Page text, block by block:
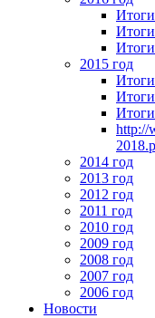
Итоги
2015 год
Итоги
http://
2014 год
2013 год
2012 год
2011 год
2010 год
2009 год
2008 год
2007 год
2006 год
Новости